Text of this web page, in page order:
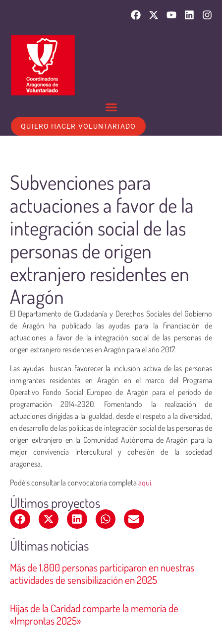
QUIERO HACER VOLUNTARIADO
Subvenciones para
actuaciones a favor de la
integración social de las
personas de origen
extranjero residentes en
Aragón
El Departamento de Ciudadanía y Derechos Sociales del Gobierno
de Aragón ha publicado las ayudas para la financiación de
actuaciones a favor de la integración social de las personas de
origen extranjero residentes en Aragón para el año 2017.
Las ayudas buscan favorecer la inclusión activa de las personas
inmigrantes residentes en Aragón en el marco del Programa
Operativo Fondo Social Europeo de Aragón para el período de
programación 2014-2020. Fomentando la realización de
actuaciones dirigidas a la igualdad, desde el respeto a la diversidad,
en desarrollo de las políticas de integración social de las personas de
origen extranjero en la Comunidad Autónoma de Aragón para la
mejor convivencia intercultural y cohesión de la sociedad
aragonesa.
Podéis consultar la convocatoria completa aquí.
Últimos proyectos
Últimas noticias
Más de 1.800 personas participaron en nuestras
actividades de sensibilización en 2025
Hijas de la Caridad comparte la memoria de
«Improntas 2025»